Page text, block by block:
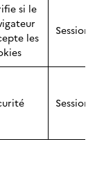
si le
les
Session
Session